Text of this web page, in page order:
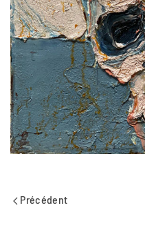
Précédent